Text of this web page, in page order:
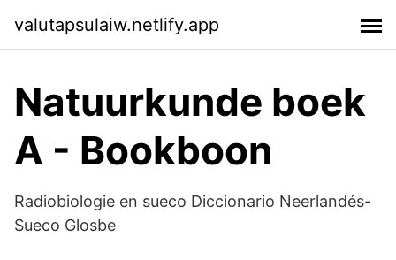
valutapsulaiw.netlify.app
Natuurkunde boek
A - Bookboon
Radiobiologie en sueco Diccionario Neerlandés-
Sueco Glosbe